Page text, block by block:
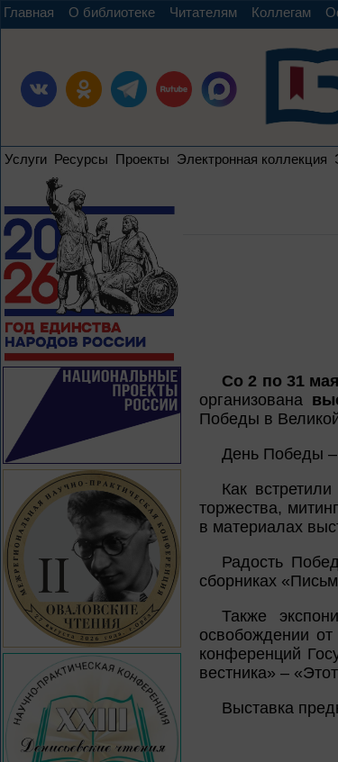
Главная О библиотеке Читателям Коллегам
Услуги Ресурсы Проекты Электронная коллекция
Со 2 по 31 мая
организована
Победы в
День Победы –
Как
торжества,
в материалах
Радость
сборниках
Также
освобождении
конференций
вестника» –
Выставка